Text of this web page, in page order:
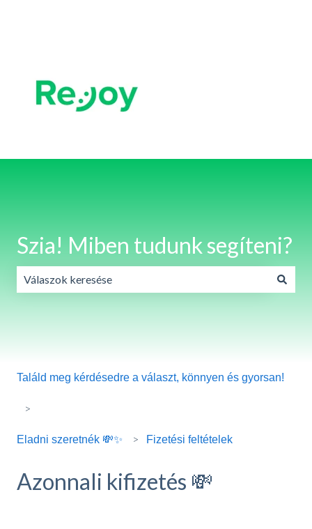
Szia! Miben tudunk segíteni?
Találd meg kérdésedre a választ, könnyen és gyorsan!
Eladni szeretnék 💸✨ Fizetési feltételek
Azonnali kifizetés 💸